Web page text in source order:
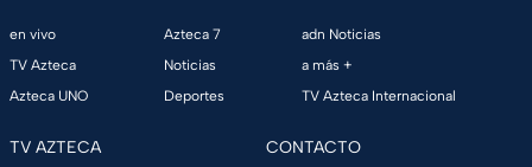
en vivo
TV Azteca
Azteca UNO
Azteca 7
Noticias
Deportes
adn Noticias
a más +
TV Azteca Internacional
TV AZTECA CONTACTO